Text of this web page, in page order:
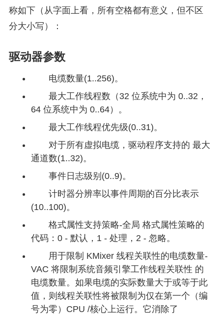
称如下（从字面上看，所有空格都有意义，但不区
分大小写）：
驱动器参数
电缆数量(1..256)。
最大工作线程数（32 位系统中为 0..32，
64 位系统中为 0..64）。
最大工作线程优先级(0..31)。
对于所有虚拟电缆，驱动程序支持的 最大
通道数(1..32)。
事件日志级别(0..9)。
计时器分辨率以事件周期的百分比表示
(10..100)。
格式属性支持策略-全局 格式属性策略的
代码：0 - 默认，1 - 处理，2 - 忽略。
用于限制 KMixer 线程关联性的电缆数量-
VAC 将限制系统音频引擎工作线程关联性 的
电缆数量。如果电缆的实际数量大于或等于此
值，则线程关联性将被限制为仅在第一个（编
号为零）CPU /核心上运行。它消除了